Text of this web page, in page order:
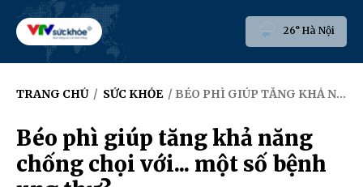
26° Hà Nội
TRANG CHỦ / SỨC KHỎE / BÉO PHÌ GIÚP TĂNG KHẢ NĂNG CHỐNG CHỌI VỚI... MỘT SỐ BỆNH UNG THƯ?
Béo phì giúp tăng khả năng
chống chọi với... một số bệnh